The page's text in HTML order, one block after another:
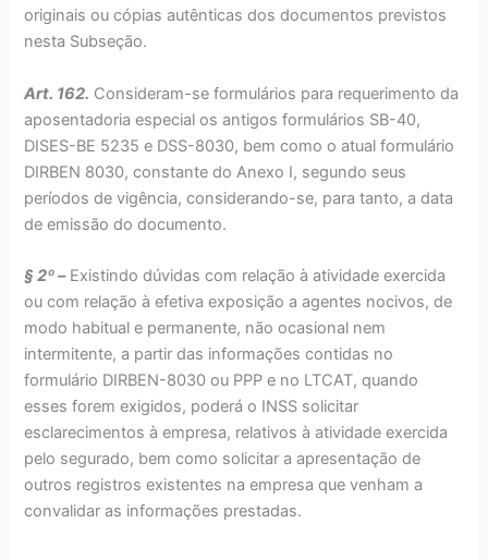
originais ou cópias autênticas dos documentos previstos
nesta Subseção.
Art. 162. Consideram-se formulários para requerimento da
aposentadoria especial os antigos formulários SB-40,
DISES-BE 5235 e DSS-8030, bem como o atual formulário
DIRBEN 8030, constante do Anexo I, segundo seus
períodos de vigência, considerando-se, para tanto, a data
de emissão do documento.
§ 2º –Existindo dúvidas com relação à atividade exercida
ou com relação à efetiva exposição a agentes nocivos, de
modo habitual e permanente, não ocasional nem
intermitente, a partir das informações contidas no
formulário DIRBEN-8030 ou PPP e no LTCAT, quando
esses forem exigidos, poderá o INSS solicitar
esclarecimentos à empresa, relativos à atividade exercida
pelo segurado, bem como solicitar a apresentação de
outros registros existentes na empresa que venham a
convalidar as informações prestadas.